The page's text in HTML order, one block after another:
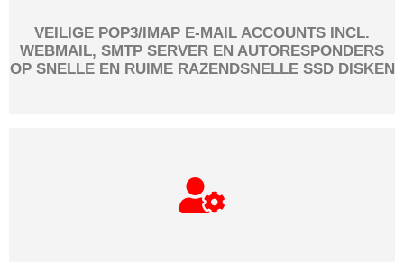
VEILIGE POP3/IMAP E-MAIL ACCOUNTS INCL.
WEBMAIL, SMTP SERVER EN AUTORESPONDERS
OP SNELLE EN RUIME RAZENDSNELLE SSD DISKEN